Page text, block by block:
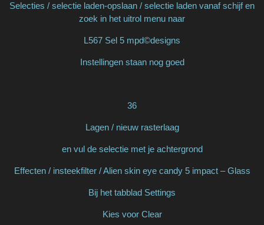
Selecties / selectie laden-opslaan / selectie laden vanaf schijf en
zoek in het uitrol menu naar
L567 Sel 5 mpd©designs
Instellingen staan nog goed
36
Lagen / nieuw rasterlaag
en vul de selectie met je achtergrond
Effecten / insteekfilter / Alien skin eye candy 5 impact – Glass
Bij het tabblad Settings
Kies voor Clear